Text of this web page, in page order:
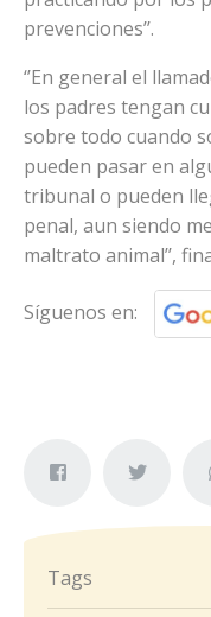
prevenciones’’.
‘’En general el
los padres tengan
sobre todo cuando
pueden pasar en
tribunal o pueden
penal, aun siendo
maltrato animal’’,
Síguenos en:
Tags